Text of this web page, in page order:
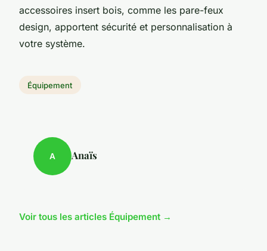
accessoires insert bois, comme les pare-feux
design, apportent sécurité et personnalisation à
votre système.
Équipement
A Anaïs
Voir tous les articles Équipement →